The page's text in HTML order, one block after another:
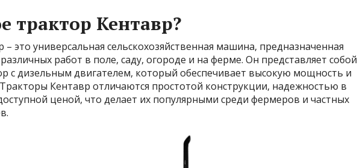
трактор Кентавр?
– это универсальная сельскохозяйственная машина, предназначенная
работ в поле, саду, огороде и на ферме. Он представляет собой
с дизельным двигателем, который обеспечивает высокую мощность и
Кентавр отличаются простотой конструкции, надежностью в
ценой, что делает их популярными среди фермеров и частных